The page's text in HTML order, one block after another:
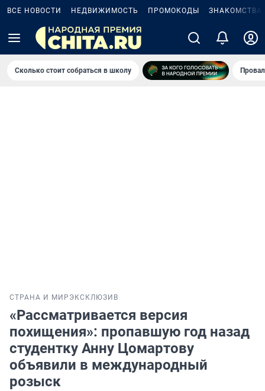
ВСЕ НОВОСТИ НЕДВИЖИМОСТЬ ПРОМОКОДЫ ЗНАКОМСТВА
Сколько стоит собраться в школу
СТРАНА И МИР ЭКСКЛЮЗИВ
«Рассматривается версия
похищения»: пропавшую год назад
студентку Анну Цомартову
объявили в международный
розыск